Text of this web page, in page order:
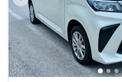
Previous slide